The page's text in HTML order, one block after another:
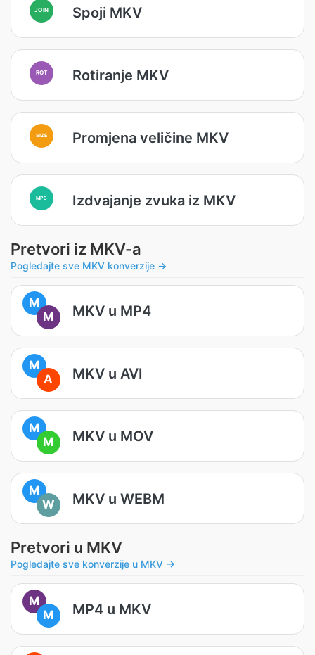
JOIN Spoji MKV
ROT Rotiranje MKV
SIZE Promjena veličine MKV
MP3 Izdvajanje zvuka iz MKV
Pretvori iz MKV-a
Pogledajte sve MKV konverzije →
M
M
MKV u MP4
M
A
MKV u AVI
M
M
MKV u MOV
M
W
MKV u WEBM
Pretvori u MKV
Pogledajte sve konverzije u MKV →
M
M
MP4 u MKV